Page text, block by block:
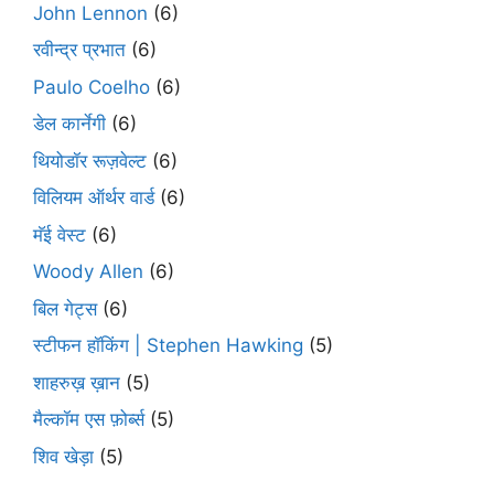
John Lennon (6)
रवीन्द्र प्रभात (6)
Paulo Coelho (6)
डेल कार्नेगी (6)
थियोडॉर रूज़वेल्ट (6)
विलियम ऑर्थर वार्ड(6)
मॅई वेस्ट (6)
Woody Allen (6)
बिल गेट्स(6)
स्टीफन हॉकिंग | Stephen Hawking (5)
शाहरुख़ ख़ान (5)
मैल्कॉम एस फ़ोर्ब्स(5)
शिव खेड़ा (5)